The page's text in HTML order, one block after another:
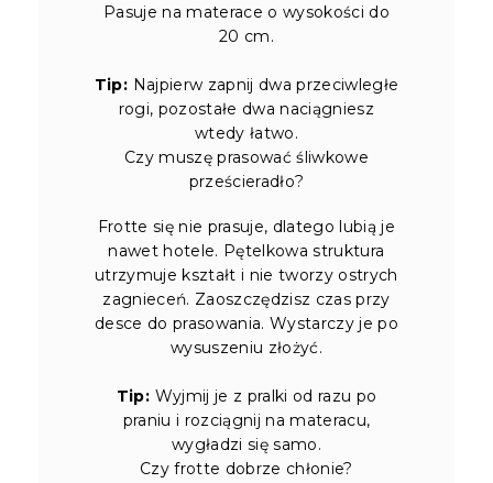
Pasuje na materace o wysokości do
20 cm.
Tip: Najpierw zapnij dwa przeciwległe
rogi, pozostałe dwa naciągniesz
wtedy łatwo.
Czy muszę prasować śliwkowe
prześcieradło?
Frotte się nie prasuje, dlatego lubią je
nawet hotele. Pętelkowa struktura
utrzymuje kształt i nie tworzy ostrych
zagnieceń. Zaoszczędzisz czas przy
desce do prasowania. Wystarczy je po
wysuszeniu złożyć.
Tip: Wyjmij je z pralki od razu po
praniu i rozciągnij na materacu,
wygładzi się samo.
Czy frotte dobrze chłonie?